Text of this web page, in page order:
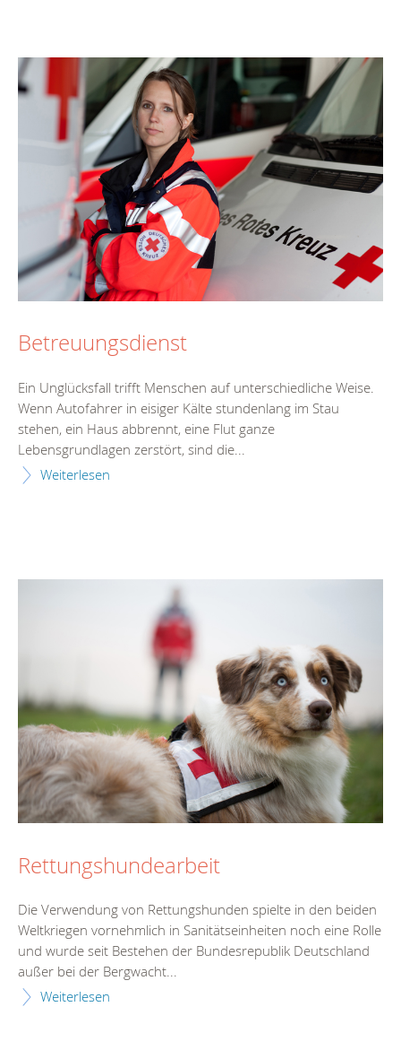
Betreuungsdienst
Ein Unglücksfall trifft Menschen auf unterschiedliche Weise.
Wenn Autofahrer in eisiger Kälte stundenlang im Stau
stehen, ein Haus abbrennt, eine Flut ganze
Lebensgrundlagen zerstört, sind die...
Weiterlesen
Rettungshundearbeit
Die Verwendung von Rettungshunden spielte in den beiden
Weltkriegen vornehmlich in Sanitätseinheiten noch eine Rolle
und wurde seit Bestehen der Bundesrepublik Deutschland
außer bei der Bergwacht...
Weiterlesen